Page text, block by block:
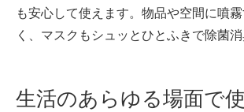
も安心して使えます。物品や空間に噴
く、マスクもシュッとひとふきで除菌消
生活のあらゆる場面で